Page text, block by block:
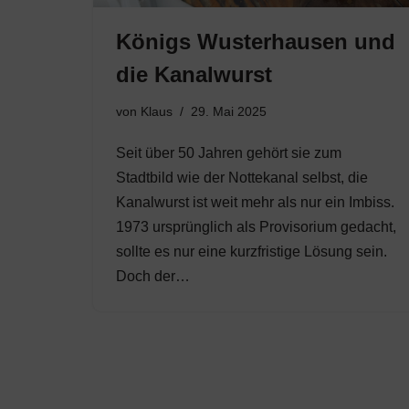
Königs Wusterhausen und
die Kanalwurst
von Klaus 29. Mai 2025
Seit über 50 Jahren gehört sie zum
Stadtbild wie der Nottekanal selbst, die
Kanalwurst ist weit mehr als nur ein Imbiss.
1973 ursprünglich als Provisorium gedacht,
sollte es nur eine kurzfristige Lösung sein.
Doch der…